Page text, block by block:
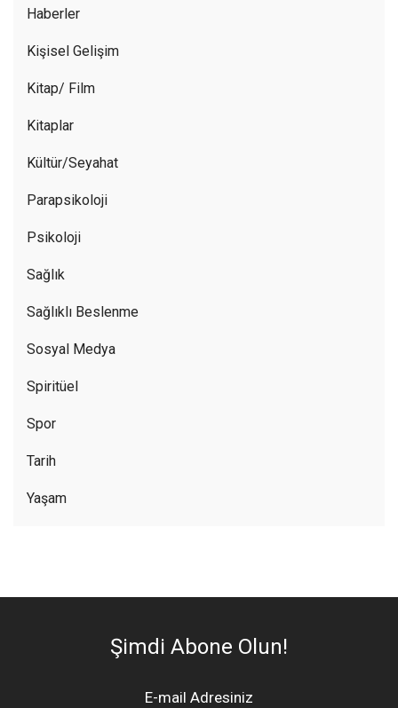
Haberler
Kişisel Gelişim
Kitap/ Film
Kitaplar
Kültür/Seyahat
Parapsikoloji
Psikoloji
Sağlık
Sağlıklı Beslenme
Sosyal Medya
Spiritüel
Spor
Tarih
Yaşam
Şimdi Abone Olun!
E-mail Adresiniz